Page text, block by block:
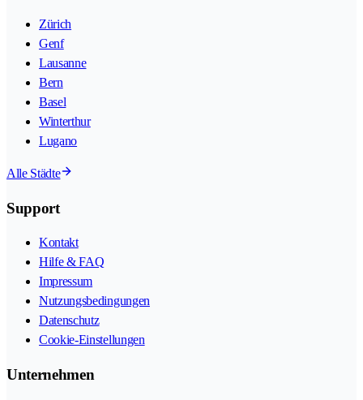
Zürich
Genf
Lausanne
Bern
Basel
Winterthur
Lugano
Alle Städte
Support
Kontakt
Hilfe & FAQ
Impressum
Nutzungsbedingungen
Datenschutz
Cookie-Einstellungen
Unternehmen